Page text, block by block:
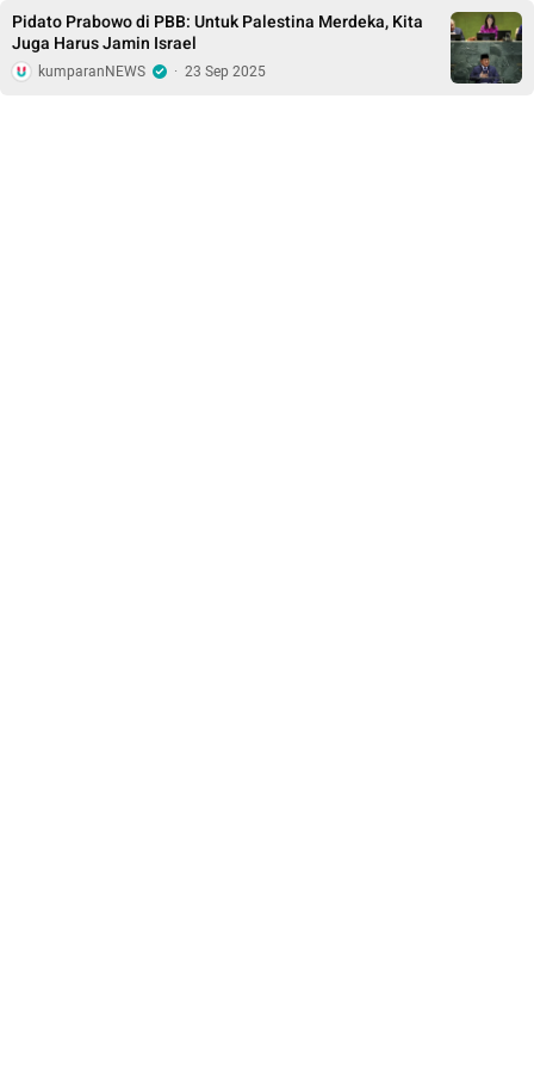
Pidato Prabowo di PBB: Untuk Palestina Merdeka, Kita
Juga Harus Jamin Israel
kumparanNEWS · 23 Sep 2025